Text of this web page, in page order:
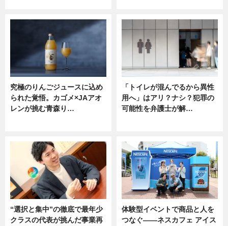
究極のりんごジュースに込め
られた覚悟。カゴメ×JAアオ
レンが挑む青森り…
「トイレが混んでるから異性
用へ」はアリ？ナシ？犯罪の
可能性を弁護士が解…
“選択と集中”の徹底で最年少
クラスの代表が挑んだ事業再
体験型イベントで商品と人を
つなぐ――ネスカフェ アイス